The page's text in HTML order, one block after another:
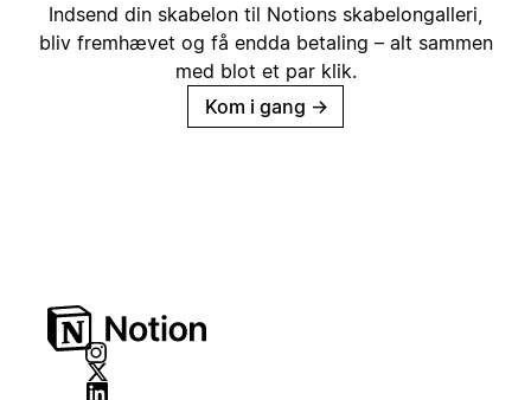
Indsend din skabelon til Notions skabelongalleri,
bliv fremhævet og få endda betaling – alt sammen
med blot et par klik.
Kom i gang →